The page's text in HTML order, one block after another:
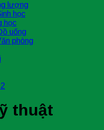
lượng
học
học
uống
phòng
thuật